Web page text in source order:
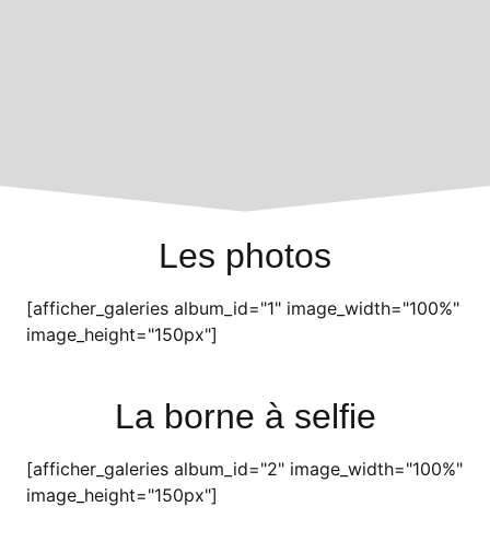
Les photos
[afficher_galeries album_id="1" image_width="100%"
image_height="150px"]
La borne à selfie
[afficher_galeries album_id="2" image_width="100%"
image_height="150px"]